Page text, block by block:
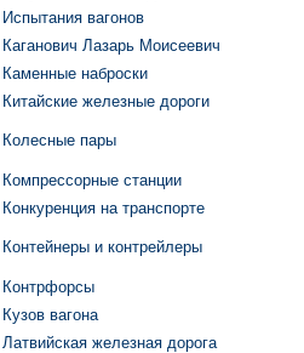
Испытания вагонов
Каганович Лазарь Моисеевич
Каменные наброски
Китайские железные дороги
Колесные пары
Компрессорные станции
Конкуренция на транспорте
Контейнеры и контрейлеры
Контрфорсы
Кузов вагона
Латвийская железная дорога